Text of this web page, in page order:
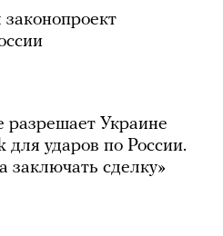
Украине
для ударов по России.
заключать сделку»